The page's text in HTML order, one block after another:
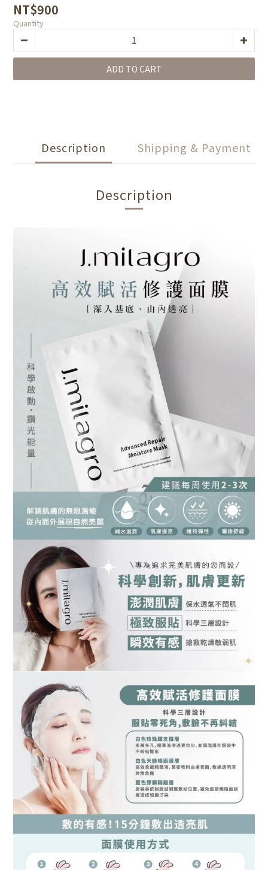
NT$900
Quantity
ADD TO CART
Description Shipping & Payment
Description